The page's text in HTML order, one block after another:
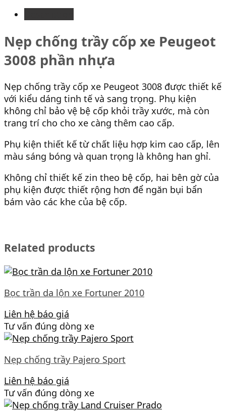
Nẹp chống trầy cốp xe Peugeot
3008 phần nhựa
Nẹp chống trầy cốp xe Peugeot 3008 được thiết kế
với kiểu dáng tinh tế và sang trọng. Phụ kiện
không chỉ bảo vệ bệ cốp khỏi trầy xước, mà còn
trang trí cho cho xe càng thêm cao cấp.
Phụ kiện thiết kế từ chất liệu hợp kim cao cấp, lên
màu sáng bóng và quan trọng là không han ghỉ.
Không chỉ thiết kế zin theo bệ cốp, hai bên gờ của
phụ kiện được thiết rộng hơn để ngăn bụi bẩn
bám vào các khe của bệ cốp.
Related products
Bọc trần da lộn xe Fortuner 2010
Liên hệ báo giá
Tư vấn đúng dòng xe
Nẹp chống trầy Pajero Sport
Liên hệ báo giá
Tư vấn đúng dòng xe